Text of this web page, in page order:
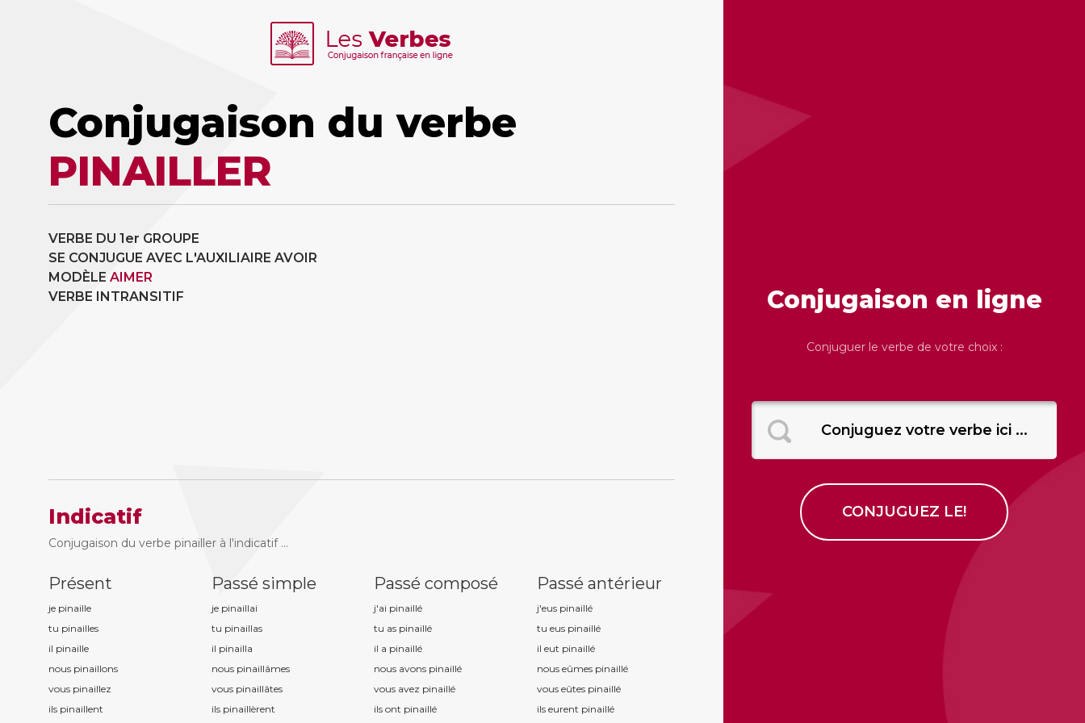
Conjugaison du verbe
PINAILLER
VERBE DU 1er GROUPE
SE CONJUGUE AVEC L'AUXILIAIRE AVOIR
MODÈLE AIMER
VERBE INTRANSITIF
Indicatif
Conjugaison du verbe pinailler à l'indicatif ...
Présent
je pinaille
tu pinailles
il pinaille
nous pinaillons
vous pinaillez
ils pinaillent
Passé simple
je pinaillai
tu pinaillas
il pinailla
nous pinaillâmes
vous pinaillâtes
ils pinaillèrent
Passé composé
j'ai pinaillé
tu as pinaillé
il a pinaillé
nous avons pinaillé
vous avez pinaillé
ils ont pinaillé
Passé antérieur
j'eus pinaillé
tu eus pinaillé
il eut pinaillé
nous eûmes pinaillé
vous eûtes pinaillé
ils eurent pinaillé
Conjugaison en ligne
Conjuguer le verbe de votre choix :